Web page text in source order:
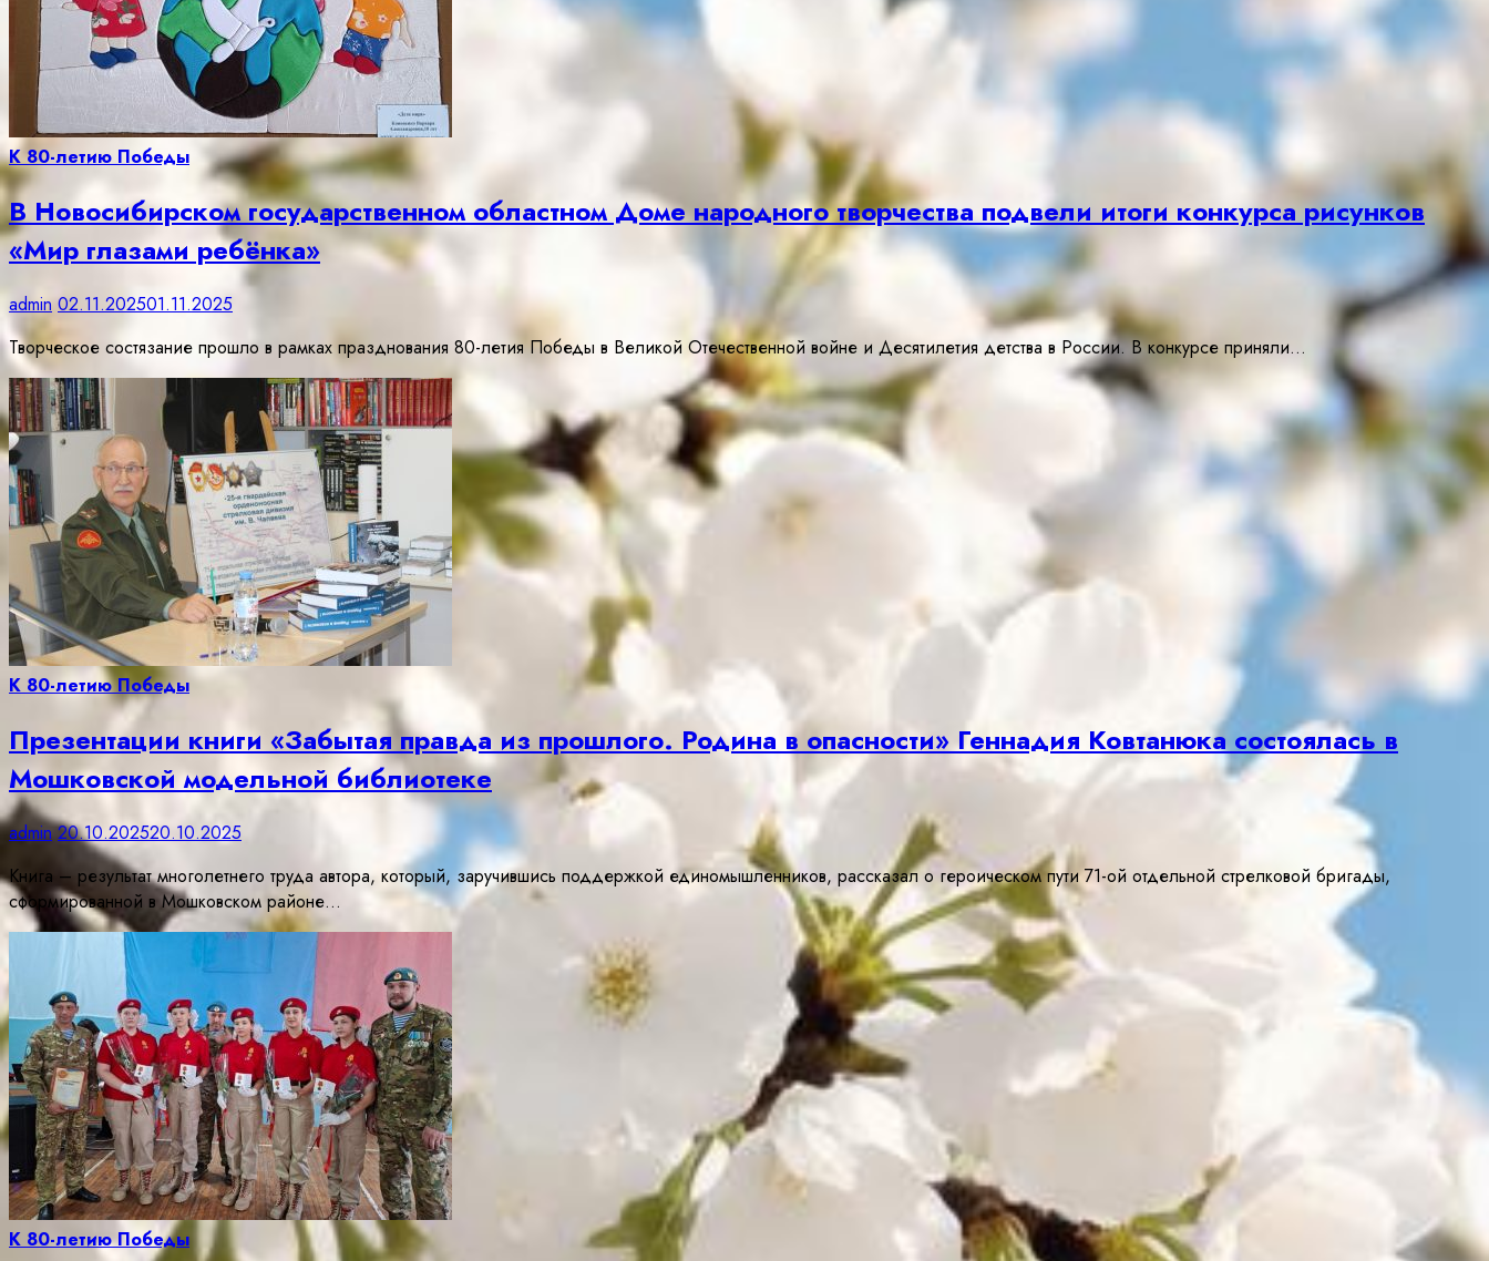
К 80-летию Победы
В Новосибирском государственном областном Доме народного творчества подвели итоги конкурса рисунков
«Мир глазами ребёнка»
admin 02.11.202501.11.2025
Творческое состязание прошло в рамках празднования 80-летия Победы в Великой Отечественной войне и Десятилетия детства в России. В конкурсе приняли…
К 80-летию Победы
Презентации книги «Забытая правда из прошлого. Родина в опасности» Геннадия Ковтанюка состоялась в
Мошковской модельной библиотеке
admin 20.10.202520.10.2025
Книга – результат многолетнего труда автора, который, заручившись поддержкой единомышленников, рассказал о героическом пути 71-ой отдельной стрелковой бригады,
сформированной в Мошковском районе…
К 80-летию Победы